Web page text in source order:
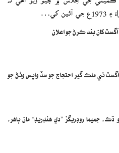
جماعت اسلامي جو 9 آگسٽ تي ملڪ گير احتجاج جو سڏ واپس وٺڻ جو
ڌڪ، جميما روڊريگز ”دي هنڊريڊ“ مان ٻاهر،